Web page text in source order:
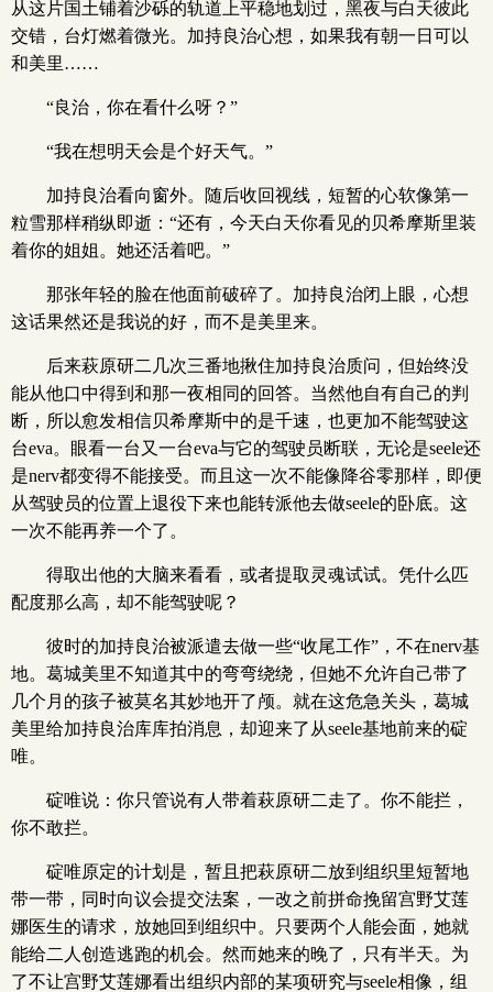
从这片国土铺着沙砾的轨道上平稳地划过，黑夜与白天彼此
交错，台灯燃着微光。加持良治心想，如果我有朝一日可以
和美里……
“良治，你在看什么呀？”
“我在想明天会是个好天气。”
加持良治看向窗外。随后收回视线，短暂的心软像第一
粒雪那样稍纵即逝：“还有，今天白天你看见的贝希摩斯里装
着你的姐姐。她还活着吧。”
那张年轻的脸在他面前破碎了。加持良治闭上眼，心想
这话果然还是我说的好，而不是美里来。
后来萩原研二几次三番地揪住加持良治质问，但始终没
能从他口中得到和那一夜相同的回答。当然他自有自己的判
断，所以愈发相信贝希摩斯中的是千速，也更加不能驾驶这
台eva。眼看一台又一台eva与它的驾驶员断联，无论是seele还
是nerv都变得不能接受。而且这一次不能像降谷零那样，即便
从驾驶员的位置上退役下来也能转派他去做seele的卧底。这
一次不能再养一个了。
得取出他的大脑来看看，或者提取灵魂试试。凭什么匹
配度那么高，却不能驾驶呢？
彼时的加持良治被派遣去做一些“收尾工作”，不在nerv基
地。葛城美里不知道其中的弯弯绕绕，但她不允许自己带了
几个月的孩子被莫名其妙地开了颅。就在这危急关头，葛城
美里给加持良治库库拍消息，却迎来了从seele基地前来的碇
唯。
碇唯说：你只管说有人带着萩原研二走了。你不能拦，
你不敢拦。
碇唯原定的计划是，暂且把萩原研二放到组织里短暂地
带一带，同时向议会提交法案，一改之前拼命挽留宫野艾莲
娜医生的请求，放她回到组织中。只要两个人能会面，她就
能给二人创造逃跑的机会。然而她来的晚了，只有半天。为
了不让宫野艾莲娜看出组织内部的某项研究与seele相像，组